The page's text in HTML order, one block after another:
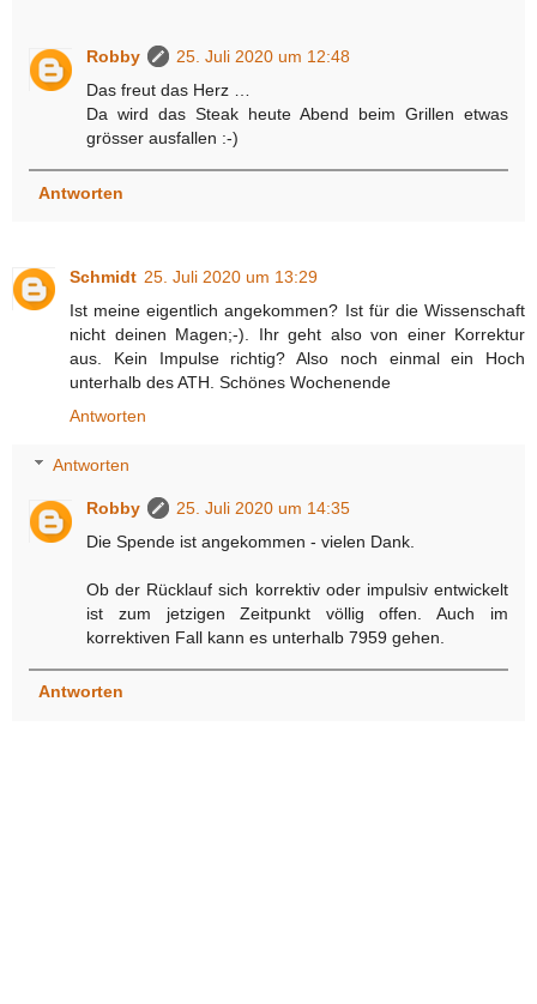
Robby
25. Juli 2020 um 12:48
Das freut das Herz …
Da wird das Steak heute Abend beim Grillen etwas
grösser ausfallen :-)
Antworten
Schmidt 25. Juli 2020 um 13:29
Ist meine eigentlich angekommen? Ist für die Wissenschaft
nicht deinen Magen;-). Ihr geht also von einer Korrektur
aus. Kein Impulse richtig? Also noch einmal ein Hoch
unterhalb des ATH. Schönes Wochenende
Antworten
Antworten
Robby
25. Juli 2020 um 14:35
Die Spende ist angekommen - vielen Dank.
Ob der Rücklauf sich korrektiv oder impulsiv entwickelt
ist zum jetzigen Zeitpunkt völlig offen. Auch im
korrektiven Fall kann es unterhalb 7959 gehen.
Antworten